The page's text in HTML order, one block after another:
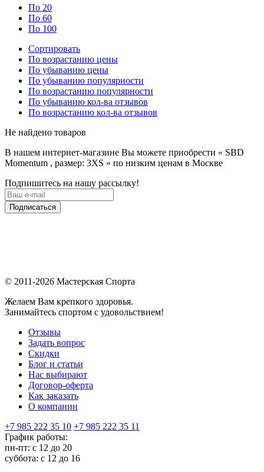
По 20
По 60
По 100
Сортировать
По возрастанию цены
По убыванию цены
По убыванию популярности
По возрастанию популярности
По убыванию кол-ва отзывов
По возрастанию кол-ва отзывов
Не найдено товаров
В нашем интернет-магазине Вы можете приобрести « SBD
Momentum , размер: 3XS » по низким ценам в Москве
Подпишитесь на нашу рассылку!
Подписаться
© 2011-2026 Мастерская Спорта
Желаем Вам крепкого здоровья.
Занимайтесь спортом с удовольствием!
Отзывы
Задать вопрос
Скидки
Блог и статьи
Нас выбирают
Договор-оферта
Как заказать
О компании
+7 985 222 35 10 +7 985 222 35 11
График работы:
пн-пт: с 12 до 20
суббота: c 12 до 16